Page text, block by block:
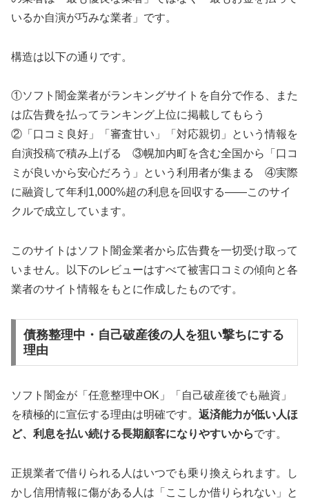
いるか自演が巧みな業者」です。
構造は以下の通りです。
①ソフト闇金業者がランキングサイトを自分で作る、また
は広告費を払ってランキング上位に掲載してもらう
②「口コミ良好」「審査甘い」「対応親切」という情報を
自演投稿で積み上げる ③幌加内町を含む全国から「口コ
ミが良いから安心だろう」という利用者が集まる ④実際
に融資して年利1,000%超の利息を回収する——このサイ
クルで成立しています。
このサイトはソフト闇金業者から広告費を一切受け取って
いません。以下のレビューはすべて被害口コミの傾向と各
業者のサイト情報をもとに作成したものです。
債務整理中・自己破産後の人を狙い撃ちにする
理由
ソフト闇金が「任意整理中OK」「自己破産後でも融資」
を積極的に宣伝する理由は明確です。 返済能力が低い人ほ
ど、利息を払い続ける長期顧客になりやすいからです。
正規業者で借りられる人はいつでも乗り換えられます。し
かし信用情報に傷がある人は「ここしか借りられない」と